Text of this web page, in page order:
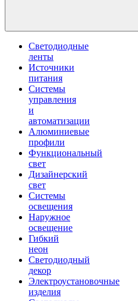
Светодиодные
ленты
Источники
питания
Системы
управления
и
автоматизации
Алюминиевые
профили
Функциональный
свет
Дизайнерский
свет
Системы
освещения
Наружное
освещение
Гибкий
неон
Светодиодный
декор
Электроустановочные
изделия